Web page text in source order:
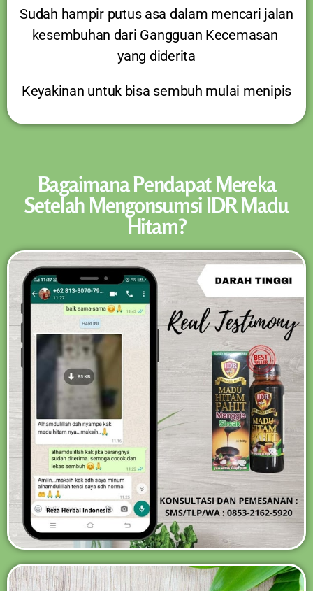
Sudah hampir putus asa dalam mencari jalan
kesembuhan dari Gangguan Kecemasan
yang diderita
Keyakinan untuk bisa sembuh mulai menipis
Bagaimana Pendapat Mereka
Setelah Mengonsumsi IDR Madu
Hitam?